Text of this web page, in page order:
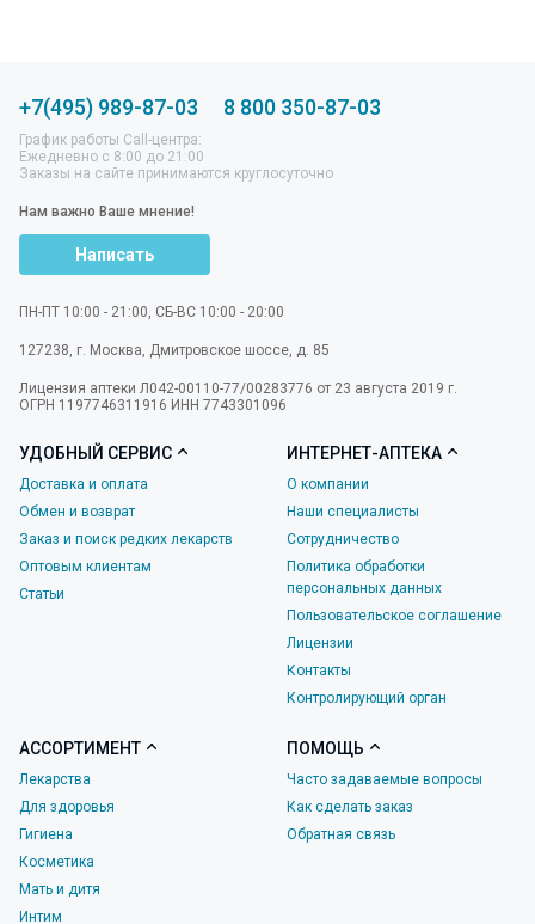
+7(495) 989-87-03 8 800 350-87-03
График работы Call-центра:
Ежедневно с 8:00 до 21:00
Заказы на сайте принимаются круглосуточно
Нам важно Ваше мнение!
Написать
ПН-ПТ 10:00 - 21:00, СБ-ВС 10:00 - 20:00
127238, г. Москва, Дмитровское шоссе, д. 85
Лицензия аптеки Л042-00110-77/00283776 от 23 августа 2019 г.
ОГРН 1197746311916 ИНН 7743301096
УДОБНЫЙ СЕРВИС
Доставка и оплата
Обмен и возврат
Заказ и поиск редких лекарств
Оптовым клиентам
Статьи
ИНТЕРНЕТ-АПТЕКА
О компании
Наши специалисты
Сотрудничество
Политика обработки
персональных данных
Пользовательское соглашение
Лицензии
Контакты
Контролирующий орган
АССОРТИМЕНТ
Лекарства
Для здоровья
Гигиена
Косметика
Мать и дитя
Интим
ПОМОЩЬ
Часто задаваемые вопросы
Как сделать заказ
Обратная связь